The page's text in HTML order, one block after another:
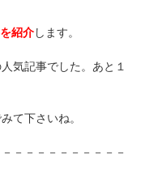
紹介します。
気記事でした。あと１
て下さいね。
－－－－－－－－－－